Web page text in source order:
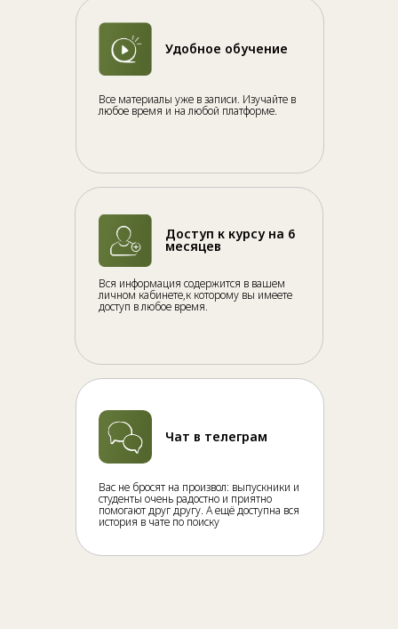
Все материалы уже в записи. Изучайте в
любое время и на любой платформе.
Удобное обучение
Вся информация содержится в вашем
личном кабинете,к которому вы имеете
доступ в любое время.
Доступ к курсу на 6
месяцев
Вас не бросят на произвол: выпускники и
студенты очень радостно и приятно
помогают друг другу. А ещё доступна вся
история в чате по поиску
Чат в телеграм